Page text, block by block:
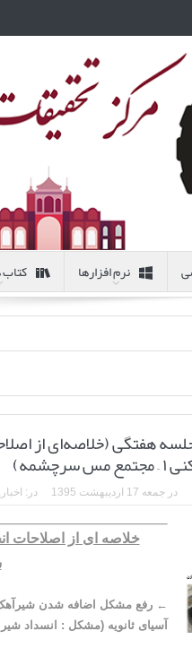
نرم افزارها
درجمعه 17 اردیبهشت 1395 در: اخبار
←
آسیای ثانویه (مشکل : انسداد